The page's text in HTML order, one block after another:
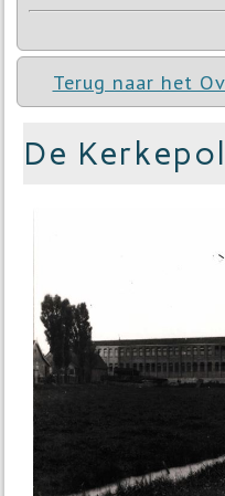
Terug naar het
De